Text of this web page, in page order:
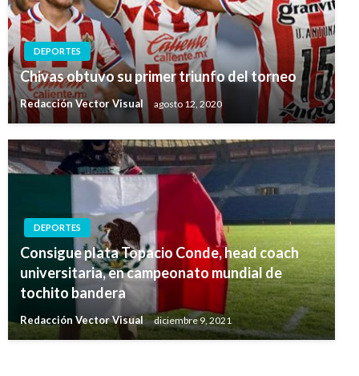
DEPORTES
Chivas obtuvo su primer triunfo del torneo
Redacción Vector Visual agosto 12, 2020
DEPORTES
Consigue plata Topacio Conde, head coach
universitaria, en campeonato mundial de
tochito bandera
Redacción Vector Visual diciembre 9, 2021